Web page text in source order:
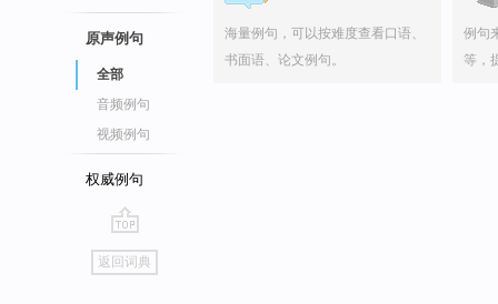
原声例句
全部
音频例句
视频例句
权威例句
go
top
返回词典
海量例句，可以按难度查看口语、
书面语、论文例句。
例句
等，